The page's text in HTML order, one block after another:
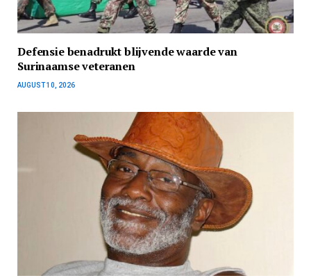
Defensie benadrukt blijvende waarde van
Surinaamse veteranen
AUGUST 10, 2026